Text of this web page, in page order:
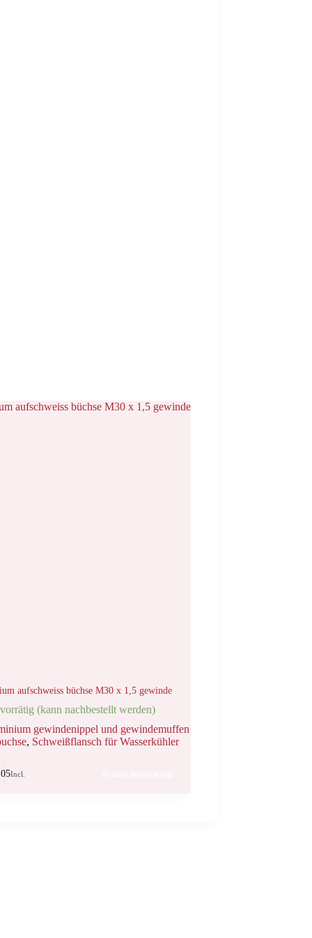
aufschweiss büchse M30 x 1,5 gewinde
(kann nachbestellt werden)
gewindenippel und gewindemuffen
, Schweißflansch für Wasserkühler
Incl.